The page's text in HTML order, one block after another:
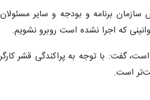
برنامه و بودجه و سایر
گفت: با توجه به‌ پراکندگی قشر